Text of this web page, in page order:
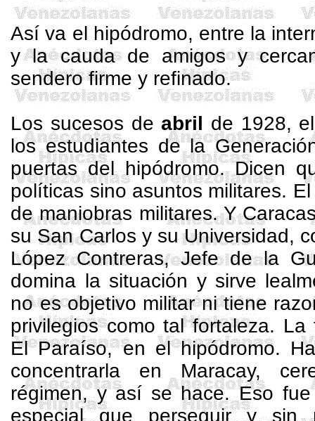
Así va el hipódromo, entre la
y la cauda de amigos y
sendero firme y refinado.
Los sucesos deabril de 1928,
los estudiantes de la
puertas del hipódromo. Dicen
políticas sino asuntos militares.
de maniobras militares. Y
su San Carlos y su Universidad,
López Contreras, Jefe de la
domina la situación y sirve
no es objetivo militar ni tiene
privilegios como tal fortaleza.
El Paraíso, en el hipódromo.
concentrarla en Maracay,
régimen, y así se hace. Eso
especial que perseguir y sin